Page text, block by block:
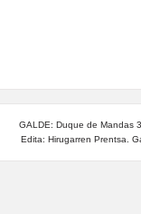
GALDE: Duque de Mandas
Edita: Hirugarren Prentsa.